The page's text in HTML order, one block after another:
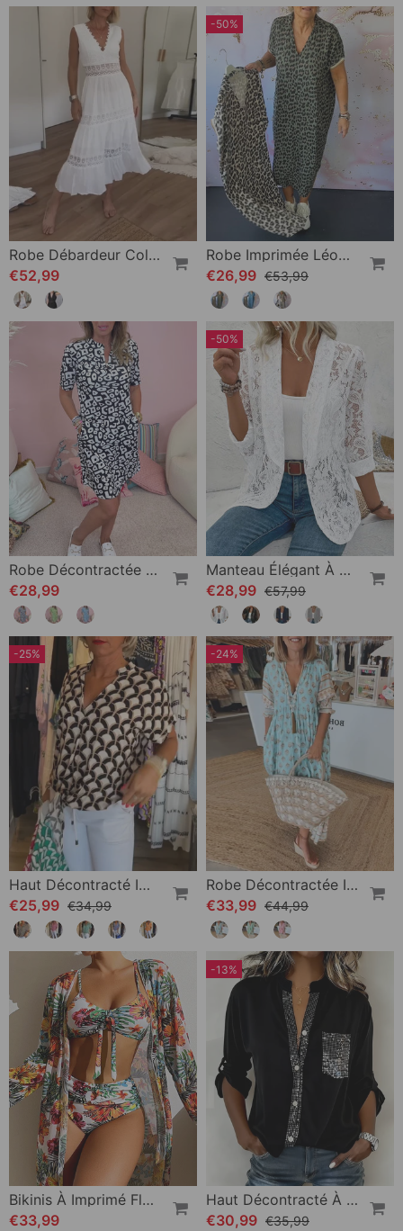
Robe Débardeur Col V En Dentelle
€52,99
-50%
Robe Imprimée Léopard À Manches Courtes Et Col V
€26,99 €53,99
Robe Décontractée À Col En V Et Poche Imprimée
€28,99
-50%
Manteau Élégant À Revers En Dentelle Florale De Couleur Unie
€28,99 €57,99
-25%
Haut Décontracté Imprimé À Manches Courtes Et Col En V
€25,99 €34,99
-24%
Robe Décontractée Imprimée À Col En V Et Demi-Manches
€33,99 €44,99
Bikinis À Imprimé Floral Et Cache-Maillot
€33,99
-13%
Haut Décontracté À Empiècements Et Boutons À Sequins
€30,99 €35,99